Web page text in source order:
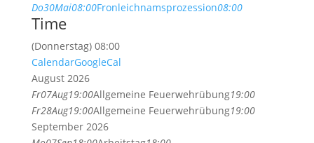
Do30Mai08:00Fronleichnamsprozession08:00
Time
(Donnerstag) 08:00
CalendarGoogleCal
August 2026
Fr07Aug19:00Allgemeine Feuerwehrübung19:00
Fr28Aug19:00Allgemeine Feuerwehrübung19:00
September 2026